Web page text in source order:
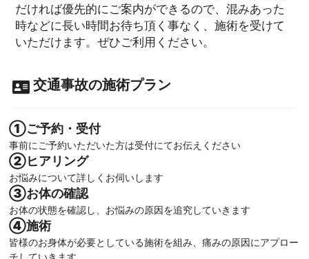
だければ優先的にご案内ができるので、混みあった
時などに長い時間お待ち頂く事なく、施術を受けて
いただけます。ぜひご利用ください。
交通事故の施術プラン
①ご予約・受付
事前にご予約いただいた方は受付にてお伝えください
②ヒアリング
お悩みについて詳しくお伺いします
③お体の確認
お体の状態を確認し、お悩みの原因を追究していきます
④施術
皆様のお身体が必要としている施術を組み、痛みの原因にアプロー
チしていきます